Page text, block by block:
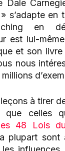
Dale
s’adapte en
en
est lui-
et son
nous
à tirer
que celles
48 Lois
plupart sont